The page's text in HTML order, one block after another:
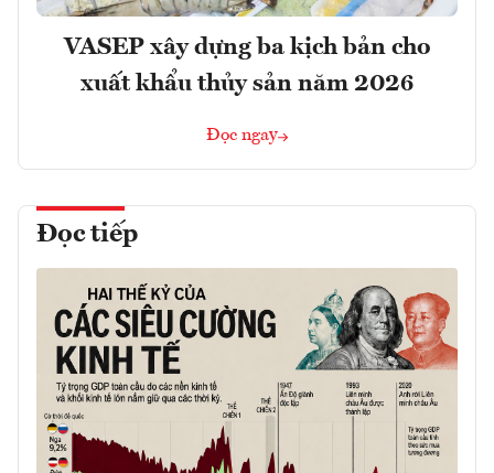
VASEP xây dựng ba kịch bản cho
xuất khẩu thủy sản năm 2026
Đọc ngay
Đọc tiếp